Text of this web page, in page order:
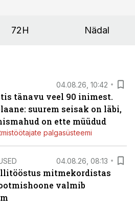
72H Nädal
04.08.26, 10:42
tänavu veel 90 inimest.
suurem seisak on läbi,
on ette müüdud
palgasüsteemi
04.08.26, 08:13
mitmekordistas
valmib